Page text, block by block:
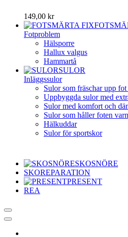
149,00 kr
Fotproblem
Hälsporre
Hallux valgus
Hammartå
SULOR
Inläggssulor
Sulor som fräschar upp
Uppbyggda sulor med
Sulor med komfort och
Sulor som håller foten
Hälkuddar
Sulor för sportskor
SKOSNÖRE
SKOREPARATION
PRESENT
REA